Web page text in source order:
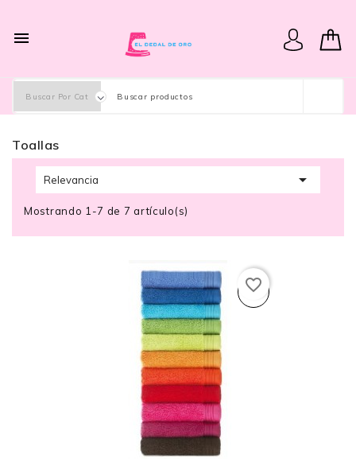

Toallas
Relevancia 
Mostrando 1-7 de 7 artículo(s)
favorite_border